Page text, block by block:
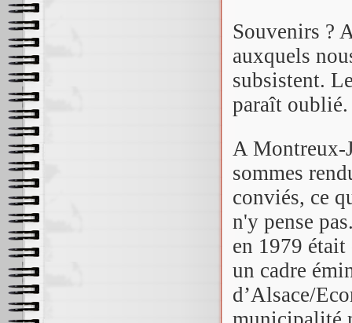
Souvenirs ?
auxquels
subsistent.
paraît
A Montreux-
sommes
conviés, ce
n'y pense
en 1979
un cadre
d’Alsace/